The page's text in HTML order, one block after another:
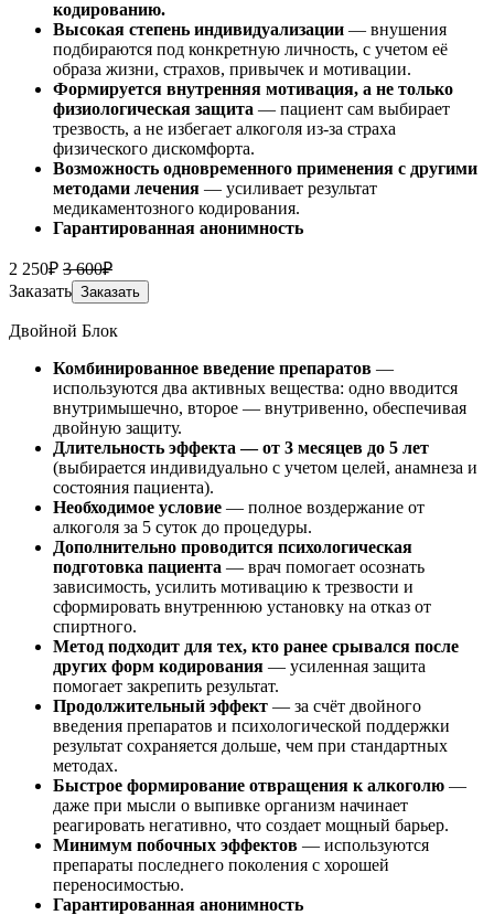
кодированию.
Высокая степень индивидуализации — внушения
подбираются под конкретную личность, с учетом её
образа жизни, страхов, привычек и мотивации.
Формируется внутренняя мотивация, а не только
физиологическая защита — пациент сам выбирает
трезвость, а не избегает алкоголя из-за страха
физического дискомфорта.
Возможность одновременного применения с другими
методами лечения — усиливает результат
медикаментозного кодирования.
Гарантированная анонимность
2 250₽ 3 600₽
Заказать Заказать
Двойной Блок
Комбинированное введение препаратов —
используются два активных вещества: одно вводится
внутримышечно, второе — внутривенно, обеспечивая
двойную защиту.
Длительность эффекта — от 3 месяцев до 5 лет
(выбирается индивидуально с учетом целей, анамнеза и
состояния пациента).
Необходимое условие — полное воздержание от
алкоголя за 5 суток до процедуры.
Дополнительно проводится психологическая
подготовка пациента — врач помогает осознать
зависимость, усилить мотивацию к трезвости и
сформировать внутреннюю установку на отказ от
спиртного.
Метод подходит для тех, кто ранее срывался после
других форм кодирования — усиленная защита
помогает закрепить результат.
Продолжительный эффект — за счёт двойного
введения препаратов и психологической поддержки
результат сохраняется дольше, чем при стандартных
методах.
Быстрое формирование отвращения к алкоголю —
даже при мысли о выпивке организм начинает
реагировать негативно, что создает мощный барьер.
Минимум побочных эффектов — используются
препараты последнего поколения с хорошей
переносимостью.
Гарантированная анонимность